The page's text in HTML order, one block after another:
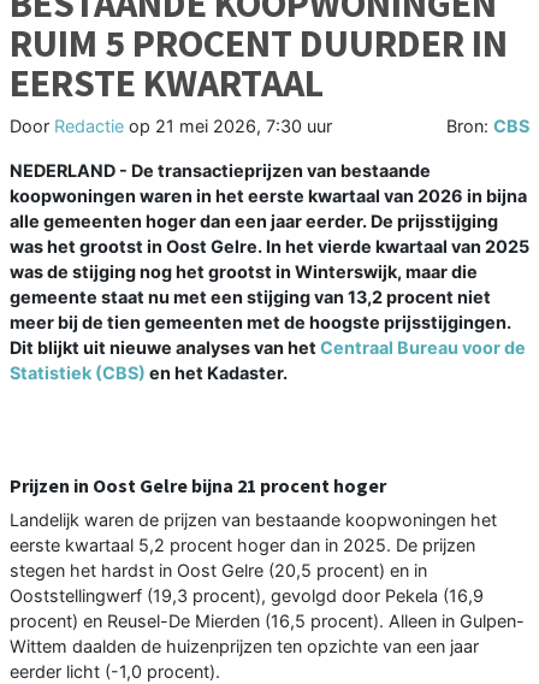
RUIM 5 PROCENT DUURDER IN
EERSTE KWARTAAL
Door Redactie op 21 mei 2026, 7:30 uur Bron: CBS
NEDERLAND - De transactieprijzen van bestaande
koopwoningen waren in het eerste kwartaal van 2026 in bijna
alle gemeenten hoger dan een jaar eerder. De prijsstijging
was het grootst in Oost Gelre. In het vierde kwartaal van 2025
was de stijging nog het grootst in Winterswijk, maar die
gemeente staat nu met een stijging van 13,2 procent niet
meer bij de tien gemeenten met de hoogste prijsstijgingen.
Dit blijkt uit nieuwe analyses van het Centraal Bureau voor de
Statistiek (CBS) en het Kadaster.
Prijzen in Oost Gelre bijna 21 procent hoger
Landelijk waren de prijzen van bestaande koopwoningen het
eerste kwartaal 5,2 procent hoger dan in 2025. De prijzen
stegen het hardst in Oost Gelre (20,5 procent) en in
Ooststellingwerf (19,3 procent), gevolgd door Pekela (16,9
procent) en Reusel-De Mierden (16,5 procent). Alleen in Gulpen-
Wittem daalden de huizenprijzen ten opzichte van een jaar
eerder licht (-1,0 procent).